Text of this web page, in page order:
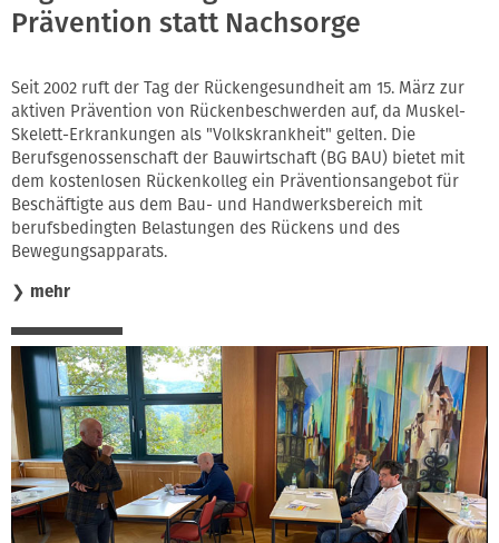
Prävention statt Nachsorge
Seit 2002 ruft der Tag der Rückengesundheit am 15. März zur
aktiven Prävention von Rückenbeschwerden auf, da Muskel-
Skelett-Erkrankungen als "Volkskrankheit" gelten. Die
Berufsgenossenschaft der Bauwirtschaft (BG BAU) bietet mit
dem kostenlosen Rückenkolleg ein Präventionsangebot für
Beschäftigte aus dem Bau- und Handwerksbereich mit
berufsbedingten Belastungen des Rückens und des
Bewegungsapparats.
❯ mehr